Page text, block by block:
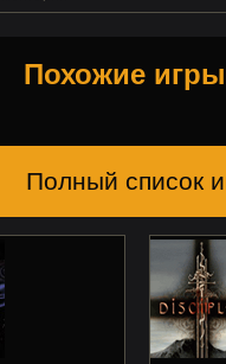
Похожие игры
Полный список